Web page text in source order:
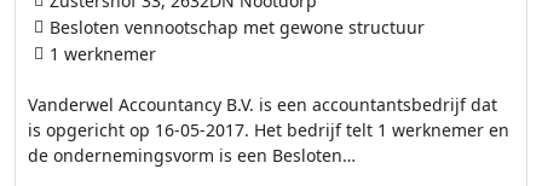
Vanderwel Accountancy B.V. is een accountantsbedrijf dat
is opgericht op 16-05-2017. Het bedrijf telt 1 werknemer en
de ondernemingsvorm is een Besloten…
Besloten vennootschap met gewone structuur
1 werknemer